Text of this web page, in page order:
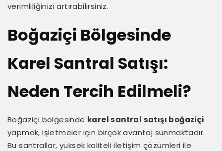
verimliliğinizi artırabilirsiniz.
Boğaziçi Bölgesinde
Karel Santral Satışı:
Neden Tercih Edilmeli?
Boğaziçi bölgesinde karel santral satışı boğaziçi
yapmak, işletmeler için birçok avantaj sunmaktadır.
Bu santrallar, yüksek kaliteli iletişim çözümleri ile